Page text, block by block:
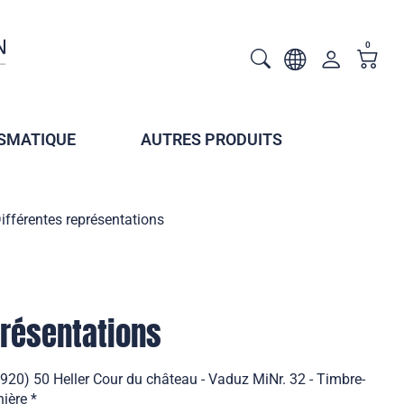
0
AUTRES PRODUITS
représentations
50 Heller Cour du château - Vaduz MiNr. 32 - Timbre-
*